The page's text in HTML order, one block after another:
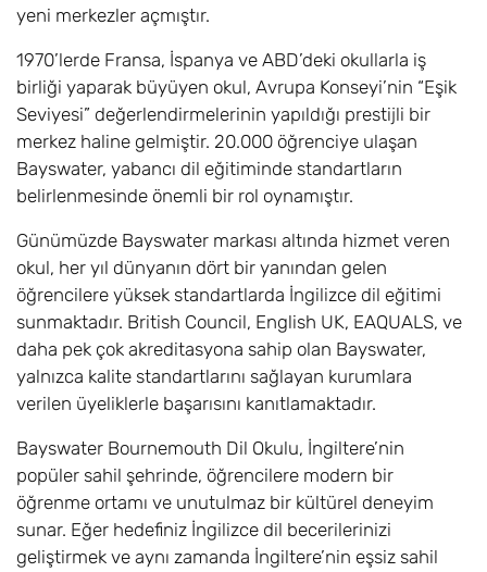
yeni merkezler açmıştır.
1970’lerde Fransa, İspanya ve ABD’deki okullarla iş
birliği yaparak büyüyen okul, Avrupa Konseyi’nin “Eşik
Seviyesi” değerlendirmelerinin yapıldığı prestijli bir
merkez haline gelmiştir. 20.000 öğrenciye ulaşan
Bayswater, yabancı dil eğitiminde standartların
belirlenmesinde önemli bir rol oynamıştır.
Günümüzde Bayswater markası altında hizmet veren
okul, her yıl dünyanın dört bir yanından gelen
öğrencilere yüksek standartlarda İngilizce dil eğitimi
sunmaktadır. British Council, English UK, EAQUALS, ve
daha pek çok akreditasyona sahip olan Bayswater,
yalnızca kalite standartlarını sağlayan kurumlara
verilen üyeliklerle başarısını kanıtlamaktadır.
Bayswater Bournemouth Dil Okulu, İngiltere’nin
popüler sahil şehrinde, öğrencilere modern bir
öğrenme ortamı ve unutulmaz bir kültürel deneyim
sunar. Eğer hedefiniz İngilizce dil becerilerinizi
geliştirmek ve aynı zamanda İngiltere’nin eşsiz sahil